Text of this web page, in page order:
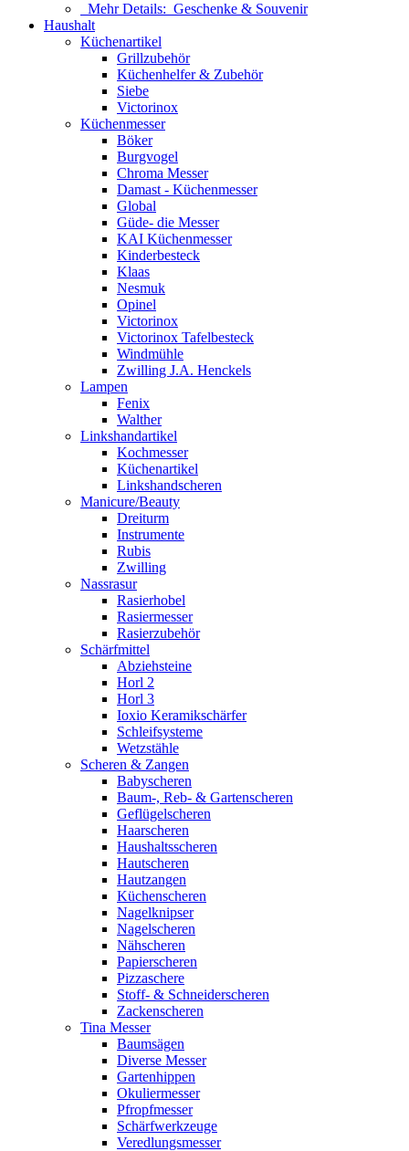
Mehr Details: Geschenke & Souvenir
Haushalt
Küchenartikel
Grillzubehör
Küchenhelfer & Zubehör
Siebe
Victorinox
Küchenmesser
Böker
Burgvogel
Chroma Messer
Damast - Küchenmesser
Global
Güde- die Messer
KAI Küchenmesser
Kinderbesteck
Klaas
Nesmuk
Opinel
Victorinox
Victorinox Tafelbesteck
Windmühle
Zwilling J.A. Henckels
Lampen
Fenix
Walther
Linkshandartikel
Kochmesser
Küchenartikel
Linkshandscheren
Manicure/Beauty
Dreiturm
Instrumente
Rubis
Zwilling
Nassrasur
Rasierhobel
Rasiermesser
Rasierzubehör
Schärfmittel
Abziehsteine
Horl 2
Horl 3
Ioxio Keramikschärfer
Schleifsysteme
Wetzstähle
Scheren & Zangen
Babyscheren
Baum-, Reb- & Gartenscheren
Geflügelscheren
Haarscheren
Haushaltsscheren
Hautscheren
Hautzangen
Küchenscheren
Nagelknipser
Nagelscheren
Nähscheren
Papierscheren
Pizzaschere
Stoff- & Schneiderscheren
Zackenscheren
Tina Messer
Baumsägen
Diverse Messer
Gartenhippen
Okuliermesser
Pfropfmesser
Schärfwerkzeuge
Veredlungsmesser